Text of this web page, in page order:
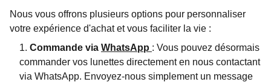
Nous vous offrons plusieurs options pour personnaliser
votre expérience d'achat et vous faciliter la vie :
Commande via WhatsApp : Vous pouvez désormais
commander vos lunettes directement en nous contactant
via WhatsApp. Envoyez-nous simplement un message